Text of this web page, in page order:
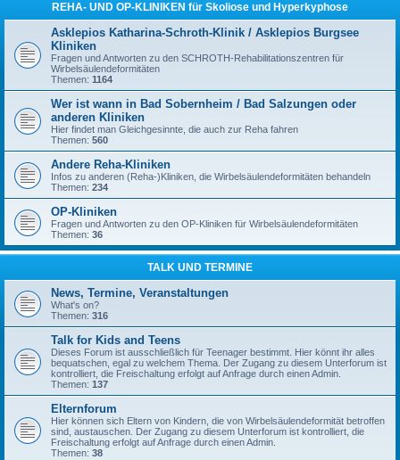
REHA- UND OP-KLINIKEN für Skoliose und Hyperkyphose
Asklepios Katharina-Schroth-Klinik / Asklepios Burgsee
Kliniken
Fragen und Antworten zu den SCHROTH-Rehabilitationszentren für
Wirbelsäulendeformitäten
Themen: 1164
Wer ist wann in Bad Sobernheim / Bad Salzungen oder
anderen Kliniken
Hier findet man Gleichgesinnte, die auch zur Reha fahren
Themen: 560
Andere Reha-Kliniken
Infos zu anderen (Reha-)Kliniken, die Wirbelsäulendeformitäten behandeln
Themen: 234
OP-Kliniken
Fragen und Antworten zu den OP-Kliniken für Wirbelsäulendeformitäten
Themen: 36
TALK UND TERMINE
News, Termine, Veranstaltungen
What's on?
Themen: 316
Talk for Kids and Teens
Dieses Forum ist ausschließlich für Teenager bestimmt. Hier könnt ihr alles
bequatschen, egal zu welchem Thema. Der Zugang zu diesem Unterforum ist
kontrolliert, die Freischaltung erfolgt auf Anfrage durch einen Admin.
Themen: 137
Elternforum
Hier können sich Eltern von Kindern, die von Wirbelsäulendeformität betroffen
sind, austauschen. Der Zugang zu diesem Unterforum ist kontrolliert, die
Freischaltung erfolgt auf Anfrage durch einen Admin.
Themen: 38